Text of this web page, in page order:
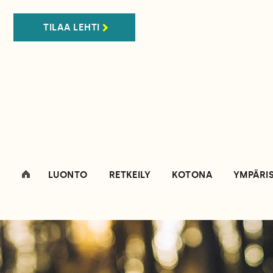
TILAA LEHTI
LUONTO RETKEILY KOTONA